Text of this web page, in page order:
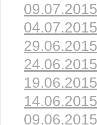
09.07.2015
04.07.2015
29.06.2015
24.06.2015
19.06.2015
14.06.2015
09.06.2015